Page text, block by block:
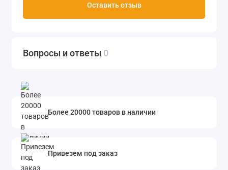
Оставить отзыв
Вопросы и ответы 0
Более 20000 товаров в наличии
Привезем под заказ